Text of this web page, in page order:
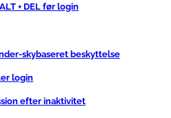
+ DEL før login
skybaseret beskyttelse
login
efter inaktivitet